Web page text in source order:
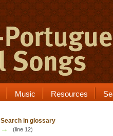
Music Resources
Search in glossary
→ (line 12)